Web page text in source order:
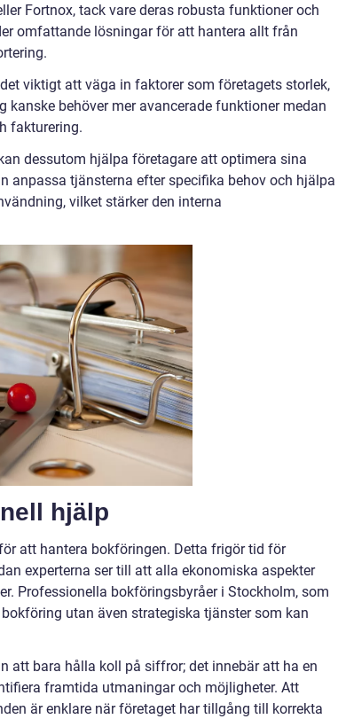
Fortnox, tack vare deras robusta funktioner och
omfattande lösningar för att hantera allt från
viktigt att väga in faktorer som företagets storlek,
behöver mer avancerade funktioner medan
fakturering.
dessutom hjälpa företagare att optimera sina
anpassa tjänsterna efter specifika behov och hjälpa
vilket stärker den interna
hjälp
att hantera bokföringen. Detta frigör tid för
experterna ser till att alla ekonomiska aspekter
Professionella bokföringsbyråer i Stockholm, som
utan även strategiska tjänster som kan
att bara hålla koll på siffror; det innebär att ha en
framtida utmaningar och möjligheter. Att
är enklare när företaget har tillgång till korrekta